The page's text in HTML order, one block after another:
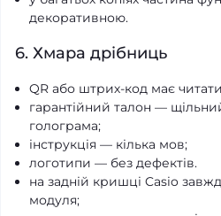
декоративною.
6. Хмара дрібниць
QR або штрих-код має
гарантійний талон —
голограма;
інструкція — кілька мов;
логотипи — без дефектів.
на задній кришці Casio
модуля;